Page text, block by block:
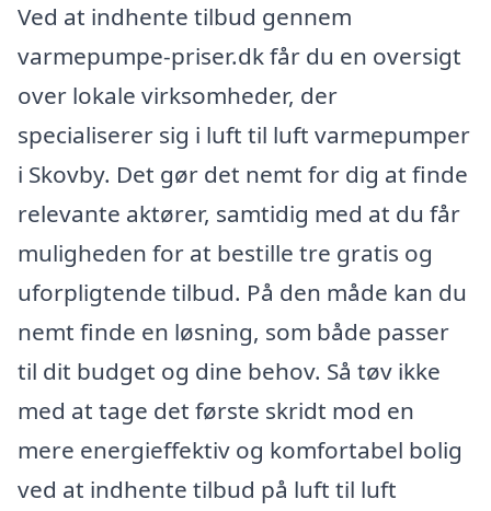
Ved at indhente tilbud gennem
varmepumpe-priser.dk får du en oversigt
over lokale virksomheder, der
specialiserer sig i luft til luft varmepumper
i Skovby. Det gør det nemt for dig at finde
relevante aktører, samtidig med at du får
muligheden for at bestille tre gratis og
uforpligtende tilbud. På den måde kan du
nemt finde en løsning, som både passer
til dit budget og dine behov. Så tøv ikke
med at tage det første skridt mod en
mere energieffektiv og komfortabel bolig
ved at indhente tilbud på luft til luft